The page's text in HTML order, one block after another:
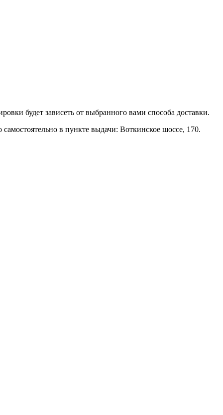
будет зависеть от выбранного вами способа доставки.
в пункте выдачи: Воткинское шоссе, 170.